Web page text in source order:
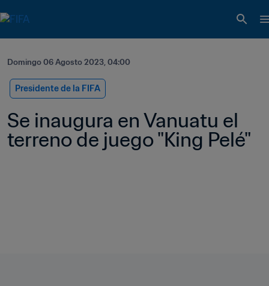
Domingo 06 Agosto 2023, 04:00
Presidente de la FIFA
Se inaugura en Vanuatu el
terreno de juego "King Pelé"